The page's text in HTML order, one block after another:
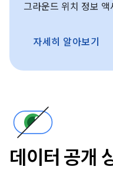
그라운드 위치 정보 액
자세히 알아보기
데이터 공개